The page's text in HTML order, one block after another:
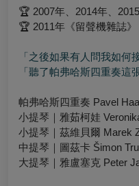
🏆 2007年、2014年、
🏆 2011年《留聲機雜誌》
「之後如果有人問我如何
「聽了帕弗哈斯四重奏這
帕弗哈斯四重奏 Pavel
小提琴｜雅茹柯娃
小提琴｜茲維貝爾 Marek
中提琴｜圖茲卡 Šimon
大提琴｜雅盧塞克 Peter